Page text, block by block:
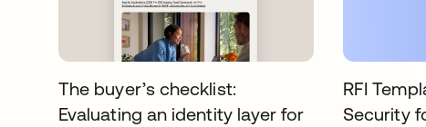
The buyer’s checklist:
Evaluating an identity layer for
RFI
Security